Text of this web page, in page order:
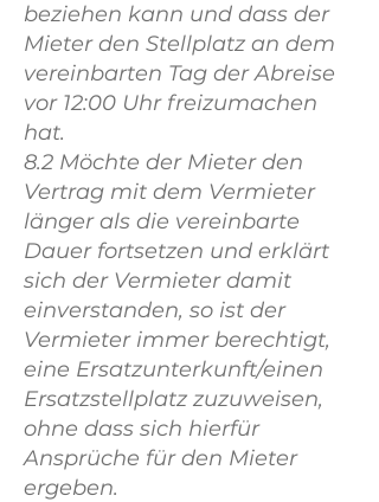
beziehen kann und dass der
Mieter den Stellplatz an dem
vereinbarten Tag der Abreise
vor 12:00 Uhr freizumachen
hat.
8.2 Möchte der Mieter den
Vertrag mit dem Vermieter
länger als die vereinbarte
Dauer fortsetzen und erklärt
sich der Vermieter damit
einverstanden, so ist der
Vermieter immer berechtigt,
eine Ersatzunterkunft/einen
Ersatzstellplatz zuzuweisen,
ohne dass sich hierfür
Ansprüche für den Mieter
ergeben.